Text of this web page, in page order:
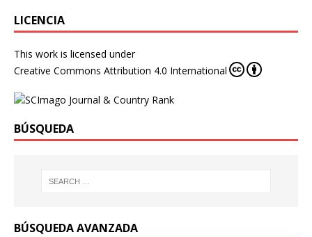
LICENCIA
This work is licensed under
Creative Commons Attribution 4.0 International
BÚSQUEDA
BÚSQUEDA AVANZADA